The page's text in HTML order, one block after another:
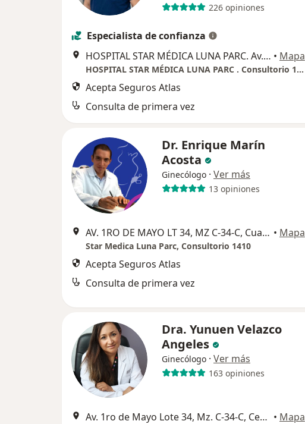
226 opiniones
Especialista de confianza
HOSPITAL STAR MÉDICA LUNA PARC. Av. 1Ro De Mayo, Lote 34, Mz. C-34-C, Centro Urbano,, Cuautitlan Izcalli • Mapa
HOSPITAL STAR MÉDICA LUNA PARC . Consultorio 1520
Acepta Seguros Atlas
Consulta de primera vez
Dr. Enrique Marín
Acosta
Ginecólogo · Ver más
13 opiniones
AV. 1RO DE MAYO LT 34, MZ C-34-C, Cuautitlan Izcalli • Mapa
Star Medica Luna Parc, Consultorio 1410
Acepta Seguros Atlas
Consulta de primera vez
Dra. Yunuen Velazco
Angeles
Ginecólogo · Ver más
163 opiniones
Av. 1ro de Mayo Lote 34, Mz. C-34-C, Centro Urbano Pte, Cuautitlan Izcalli • Mapa